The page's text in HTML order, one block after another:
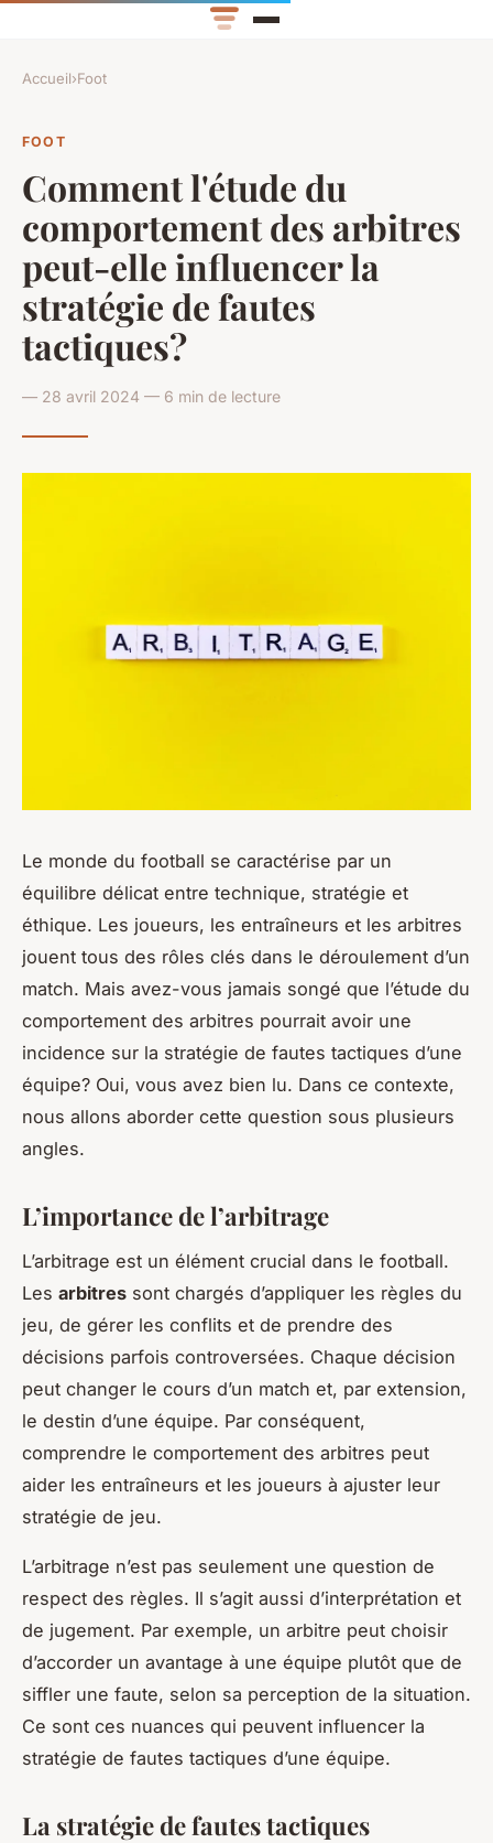
Accueil›Foot
FOOT
Comment l'étude du
comportement des arbitres
peut-elle influencer la
stratégie de fautes
tactiques?
— 28 avril 2024 — 6 min de lecture
Le monde du football se caractérise par un
équilibre délicat entre technique, stratégie et
éthique. Les joueurs, les entraîneurs et les arbitres
jouent tous des rôles clés dans le déroulement d’un
match. Mais avez-vous jamais songé que l’étude du
comportement des arbitres pourrait avoir une
incidence sur la stratégie de fautes tactiques d’une
équipe? Oui, vous avez bien lu. Dans ce contexte,
nous allons aborder cette question sous plusieurs
angles.
L’importance de l’arbitrage
L’arbitrage est un élément crucial dans le football.
Les arbitres sont chargés d’appliquer les règles du
jeu, de gérer les conflits et de prendre des
décisions parfois controversées. Chaque décision
peut changer le cours d’un match et, par extension,
le destin d’une équipe. Par conséquent,
comprendre le comportement des arbitres peut
aider les entraîneurs et les joueurs à ajuster leur
stratégie de jeu.
L’arbitrage n’est pas seulement une question de
respect des règles. Il s’agit aussi d’interprétation et
de jugement. Par exemple, un arbitre peut choisir
d’accorder un avantage à une équipe plutôt que de
siffler une faute, selon sa perception de la situation.
Ce sont ces nuances qui peuvent influencer la
stratégie de fautes tactiques d’une équipe.
La stratégie de fautes tactiques